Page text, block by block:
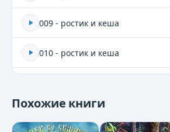
009 - ростик и кеша
010 - ростик и кеша
Похожие книги